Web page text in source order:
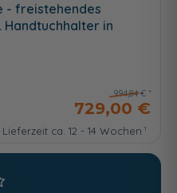
- freistehendes
Handtuchhalter in
994,84 €
729,00 €
Lieferzeit ca. 12 - 14 Wochen